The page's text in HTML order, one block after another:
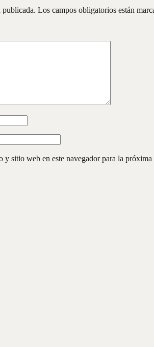
publicada. Los campos obligatorios están
sitio web en este navegador para la